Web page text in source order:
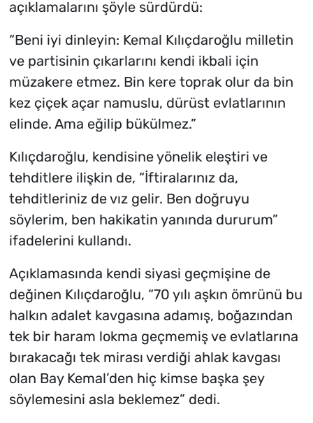
açıklamalarını şöyle sürdürdü:
“Beni iyi dinleyin: Kemal Kılıçdaroğlu milletin
ve partisinin çıkarlarını kendi ikbali için
müzakere etmez. Bin kere toprak olur da bin
kez çiçek açar namuslu, dürüst evlatlarının
elinde. Ama eğilip bükülmez.”
Kılıçdaroğlu, kendisine yönelik eleştiri ve
tehditlere ilişkin de, “İftiralarınız da,
tehditleriniz de vız gelir. Ben doğruyu
söylerim, ben hakikatin yanında dururum”
ifadelerini kullandı.
Açıklamasında kendi siyasi geçmişine de
değinen Kılıçdaroğlu, “70 yılı aşkın ömrünü bu
halkın adalet kavgasına adamış, boğazından
tek bir haram lokma geçmemiş ve evlatlarına
bırakacağı tek mirası verdiği ahlak kavgası
olan Bay Kemal’den hiç kimse başka şey
söylemesini asla beklemez” dedi.